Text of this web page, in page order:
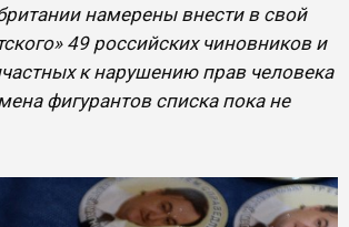
намерены внести в свой
49 российских чиновников и
к нарушению прав человека
фигурантов списка пока не